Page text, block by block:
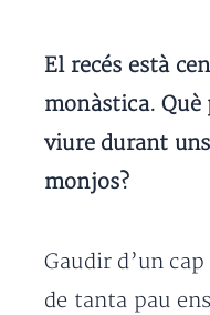
El recés està
monàstica.
viure durant
monjos?
Gaudir d’un
de tanta pau